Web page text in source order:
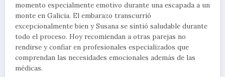
momento especialmente emotivo durante una escapada a un
monte en Galicia. El embarazo transcurrió
excepcionalmente bien y Susana se sintió saludable durante
todo el proceso. Hoy recomiendan a otras parejas no
rendirse y confiar en profesionales especializados que
comprendan las necesidades emocionales además de las
médicas.